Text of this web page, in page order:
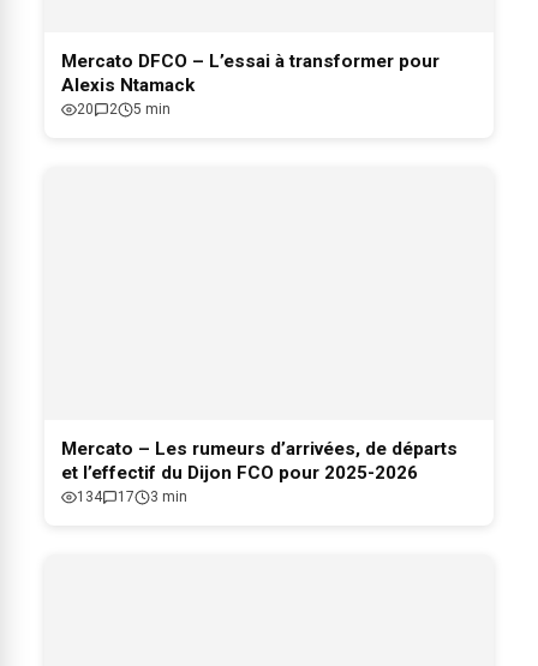
Mercato DFCO – L’essai à transformer pour
Alexis Ntamack
20 2 5 min
Mercato – Les rumeurs d’arrivées, de départs
et l’effectif du Dijon FCO pour 2025-2026
134 17 3 min